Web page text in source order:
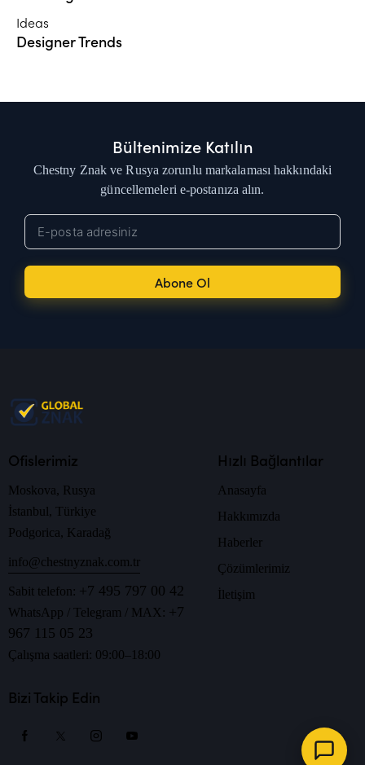
Ideas
Designer Trends
Bültenimize Katılın
Chestny Znak ve Rusya zorunlu markalaması hakkındaki
güncellemeleri e-postanıza alın.
Abone Ol
Ofislerimiz
Moskova, Rusya
İstanbul, Türkiye
Podgorica, Karadağ
info@chestnyznak.com.tr
Sabit telefon: +7 495 797 00 42
WhatsApp / Telegram / MAX: +7
967 115 05 23
Çalışma saatleri: 09:00–18:00
Hızlı Bağlantılar
Anasayfa
Hakkımızda
Haberler
Çözümlerimiz
İletişim
Bizi Takip Edin